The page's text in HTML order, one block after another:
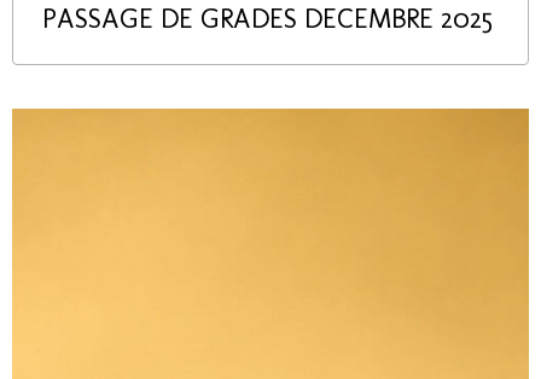
PASSAGE DE GRADES DECEMBRE 2025